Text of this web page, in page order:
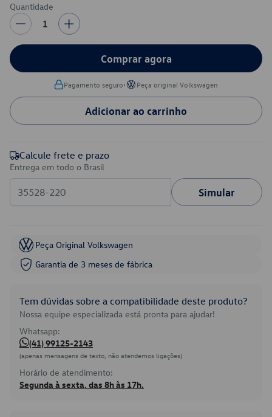
Quantidade
1
Comprar agora
Pagamento seguro• Peça original Volkswagen
Adicionar ao carrinho
Calcule frete e prazo
Entrega em todo o Brasil
Simular
Peça Original Volkswagen
Garantia de 3 meses de fábrica
Tem dúvidas sobre a compatibilidade deste produto?
Nossa equipe especializada está pronta para ajudar!
Whatsapp:
(41) 99125-2143
(apenas mensagens de texto, não atendemos ligações)
Horário de atendimento:
Segunda à sexta, das 8h às 17h.